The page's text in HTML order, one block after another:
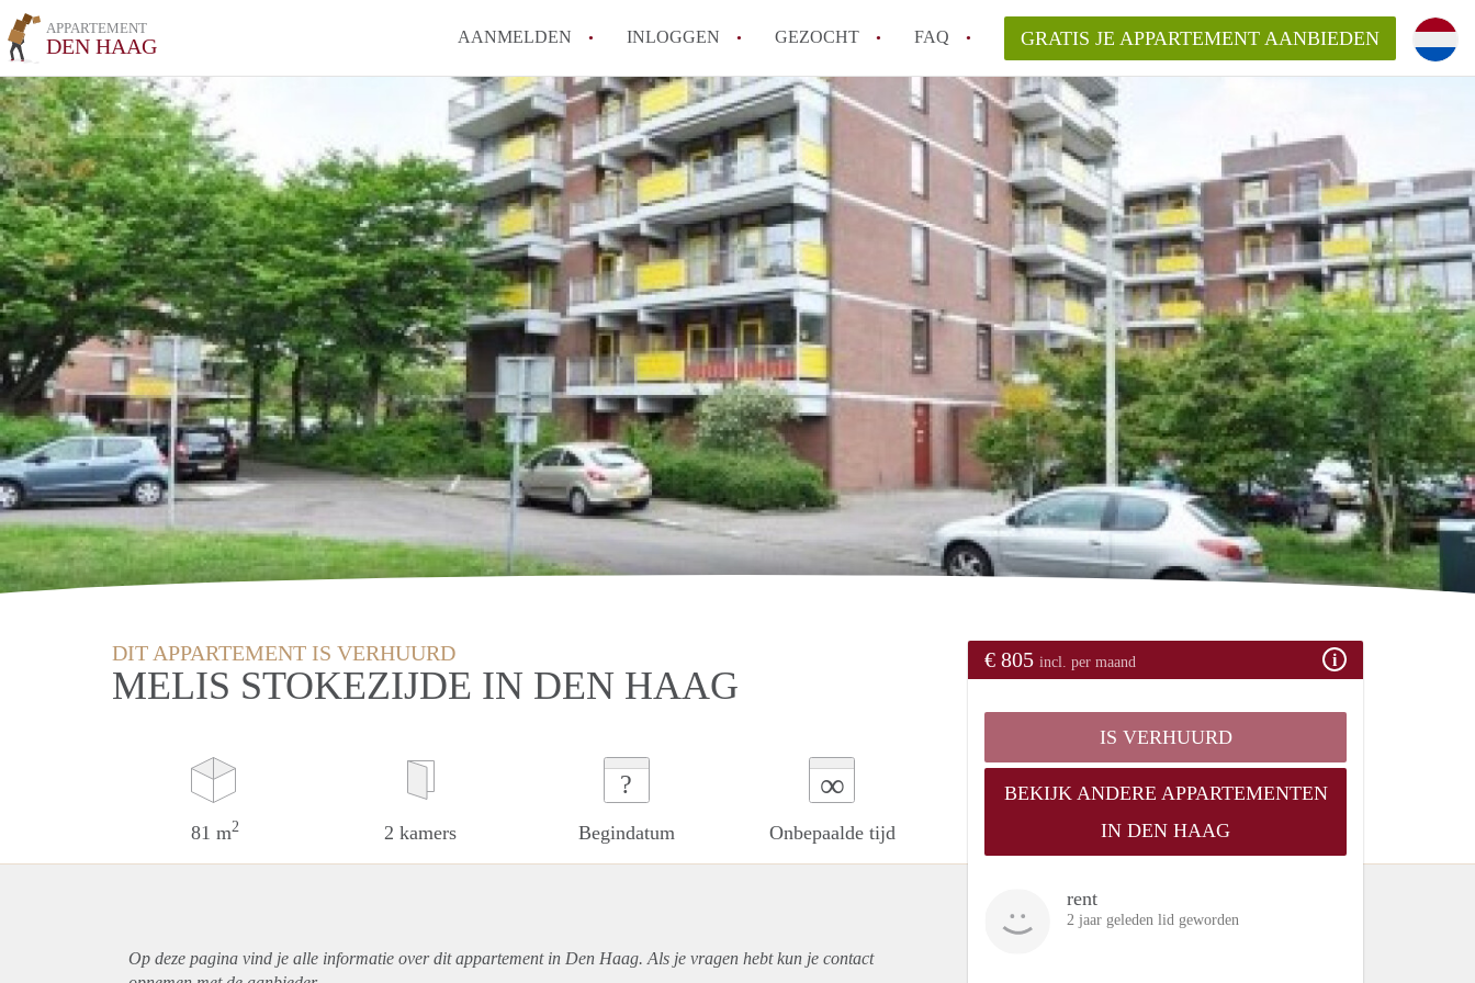
APPARTEMENT
DEN HAAG AANMELDEN INLOGGEN GEZOCHT FAQ
How to translate AppartementDenHaag!
Wat is Appartement-DenHaag?
Hoeveel kost het om te reageren op een Appartement in Den Haag?
Wat is de privacyverklaring van Appartement-DenHaag?
Berekent Appartement-DenHaag
makelaarsvergoeding/bemiddelingsvergoeding?
Alle veelgestelde vragen
GRATIS JE APPARTEMENT AANBIEDEN
DIT APPARTEMENT IS VERHUURD
MELIS STOKEZIJDE IN DEN HAAG
81 m2 2 kamers
?
Begindatum
∞
Onbepaalde tijd
€ 805 incl. per maand
IS VERHUURD
BEKIJK ANDERE APPARTEMENTEN
IN DEN HAAG
rent
2 jaar geleden lid geworden
Op deze pagina vind je alle informatie over ditappartementin Den Haag. Als je vragen hebt kun je contact